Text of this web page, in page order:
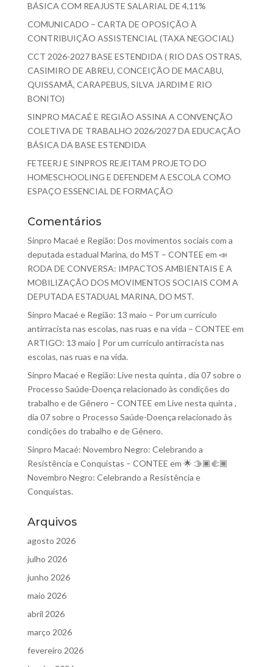
BÁSICA COM REAJUSTE SALARIAL DE 4,11%
COMUNICADO – CARTA DE OPOSIÇÃO À
CONTRIBUIÇÃO ASSISTENCIAL (TAXA NEGOCIAL)
CCT 2026-2027 BASE ESTENDIDA ( RIO DAS OSTRAS,
CASIMIRO DE ABREU, CONCEIÇÃO DE MACABU,
QUISSAMÃ, CARAPEBUS, SILVA JARDIM E RIO
BONITO)
SINPRO MACAÉ E REGIÃO ASSINA A CONVENÇÃO
COLETIVA DE TRABALHO 2026/2027 DA EDUCAÇÃO
BÁSICA DA BASE ESTENDIDA
FETEERJ E SINPROS REJEITAM PROJETO DO
HOMESCHOOLING E DEFENDEM A ESCOLA COMO
ESPAÇO ESSENCIAL DE FORMAÇÃO
Comentários
Sinpro Macaé e Região: Dos movimentos sociais com a
deputada estadual Marina, do MST – CONTEE em 📣
RODA DE CONVERSA: IMPACTOS AMBIENTAIS E A
MOBILIZAÇÃO DOS MOVIMENTOS SOCIAIS COM A
DEPUTADA ESTADUAL MARINA, DO MST.
Sinpro Macaé e Região: 13 maio – Por um currículo
antirracista nas escolas, nas ruas e na vida – CONTEE em
ARTIGO: 13 maio | Por um currículo antirracista nas
escolas, nas ruas e na vida.
Sinpro Macaé e Região: Live nesta quinta , dia 07 sobre o
Processo Saúde-Doença relacionado às condições do
trabalho e de Gênero – CONTEE em Live nesta quinta ,
dia 07 sobre o Processo Saúde-Doença relacionado às
condições do trabalho e de Gênero.
Sinpro Macaé: Novembro Negro: Celebrando a
Resistência e Conquistas – CONTEE em 🌟 🫱🏿‍🫲🏾
Novembro Negro: Celebrando a Resistência e
Conquistas.
Arquivos
agosto 2026
julho 2026
junho 2026
maio 2026
abril 2026
março 2026
fevereiro 2026